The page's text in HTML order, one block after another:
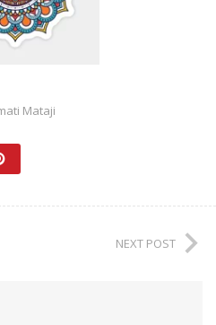
Mataji
NEXT POST